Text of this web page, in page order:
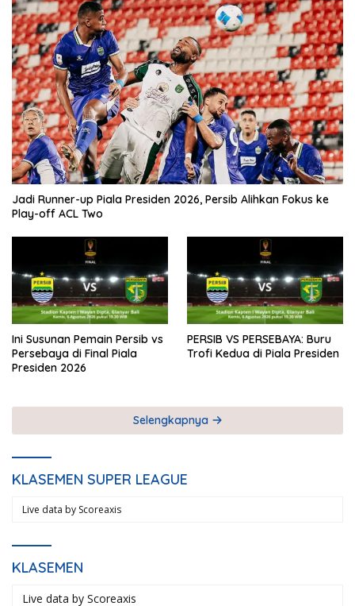
Jadi Runner-up Piala Presiden 2026, Persib Alihkan Fokus ke
Play-off ACL Two
Ini Susunan Pemain Persib vs
Persebaya di Final Piala
Presiden 2026
PERSIB VS PERSEBAYA: Buru
Trofi Kedua di Piala Presiden
Selengkapnya
KLASEMEN SUPER LEAGUE
Live data by Scoreaxis
KLASEMEN
Live data by Scoreaxis